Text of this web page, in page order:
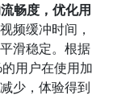
畅度，优化用
频缓冲时间，
滑稳定。根据
用户在使用加
少，体验得到